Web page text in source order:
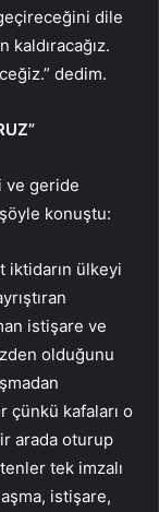
dile
dedim.
ve geride
konuştu:
iktidarın ülkeyi
istişare ve
olduğunu
çünkü kafaları o
arada oturup
tek imzalı
istişare,